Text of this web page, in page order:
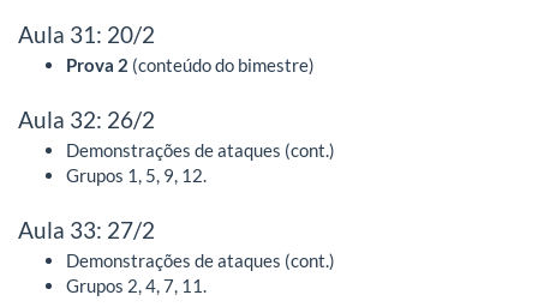
Aula 31: 20/2
Prova 2 (conteúdo do bimestre)
Aula 32: 26/2
Demonstrações de ataques (cont.)
Grupos 1, 5, 9, 12.
Aula 33: 27/2
Demonstrações de ataques (cont.)
Grupos 2, 4, 7, 11.